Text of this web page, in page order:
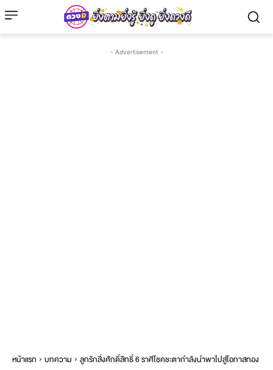
- Advertisement -
หน้าแรก บทความ ลูกรักสิ่งศักดิ์สิทธิ์ 6 ราศีโชคชะตากำลังนำพาไปสู่โอกาสทอง